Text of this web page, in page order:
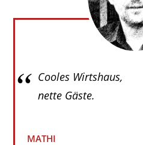
Cooles Wirtshaus,
nette Gäste.
MATHI